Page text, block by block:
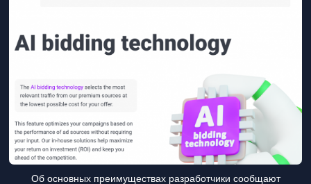
Об основных преимуществах разработчики сообщают